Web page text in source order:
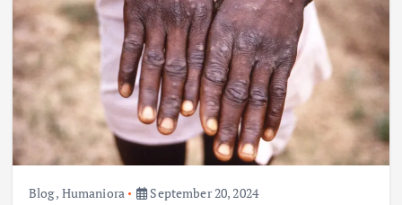
Blog, Humaniora September 20, 2024